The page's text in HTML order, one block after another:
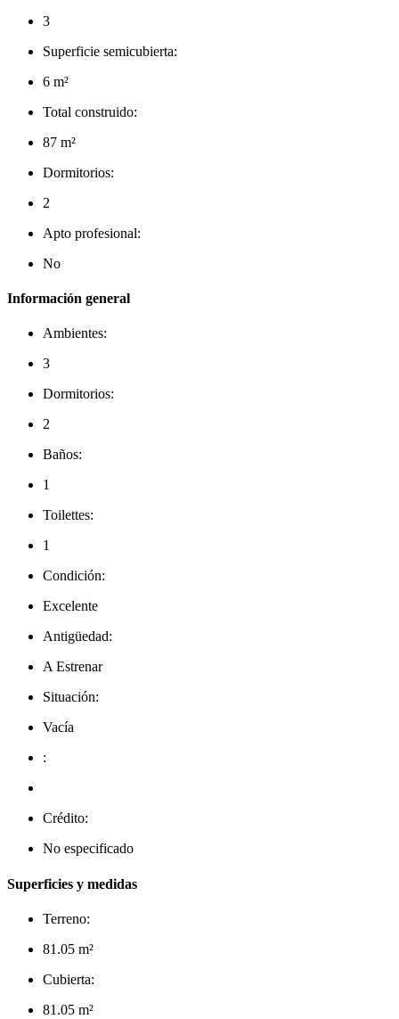
3
Superficie semicubierta:
6 m²
Total construido:
87 m²
Dormitorios:
2
Apto profesional:
No
Información general
Ambientes:
3
Dormitorios:
2
Baños:
1
Toilettes:
1
Condición:
Excelente
Antigüedad:
A Estrenar
Situación:
Vacía
:
Crédito:
No especificado
Superficies y medidas
Terreno:
81.05 m²
Cubierta:
81.05 m²